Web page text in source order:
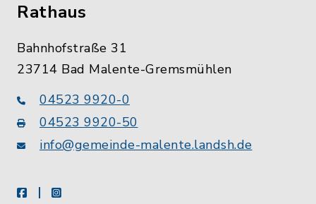
Rathaus
Bahnhofstraße 31
23714 Bad Malente-Gremsmühlen
04523 9920-0
04523 9920-50
info@gemeinde-malente.landsh.de
facebookinstagram